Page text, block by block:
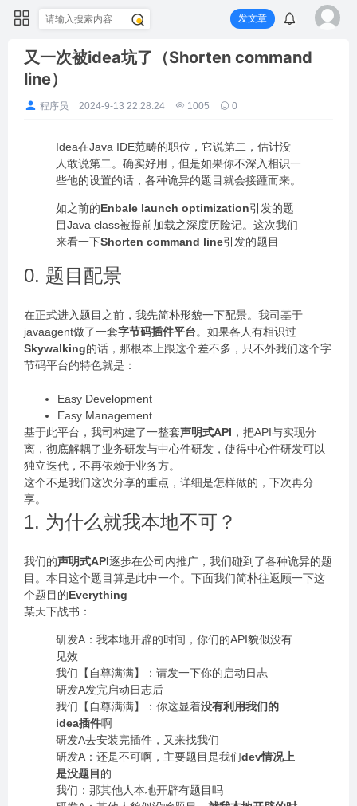
发文章
又一次被idea坑了（Shorten command
line）
程序员 2024-9-13 22:28:24 1005 0
Idea在Java IDE范畴的职位，它说第二，估计没
人敢说第二。确实好用，但是如果你不深入相识一
些他的设置的话，各种诡异的题目就会接踵而来。
如之前的Enbale launch optimization引发的题
目Java class被提前加载之深度历险记。这次我们
来看一下Shorten command line引发的题目
0. 题目配景
在正式进入题目之前，我先简朴形貌一下配景。我司基于
javaagent做了一套字节码插件平台。如果各人有相识过
Skywalking的话，那根本上跟这个差不多，只不外我们这个字
节码平台的特色就是：
Easy Development
Easy Management
基于此平台，我司构建了一整套声明式API ，把API与实现分
离，彻底解耦了业务研发与中心件研发，使得中心件研发可以
独立迭代，不再依赖于业务方。
这个不是我们这次分享的重点，详细是怎样做的，下次再分
享。
1. 为什么就我本地不可？
我们的声明式API逐步在公司内推广，我们碰到了各种诡异的题
目。本日这个题目算是此中一个。下面我们简朴往返顾一下这
个题目的Everything
某天下战书：
研发A：我本地开辟的时间，你们的API貌似没有
见效
我们【自尊满满】：请发一下你的启动日志
研发A发完启动日志后
我们【自尊满满】：你这显着没有利用我们的
idea插件啊
研发A去安装完插件，又来找我们
研发A：还是不可啊，主要题目是我们dev情况上
是没题目 的
我们：那其他人本地开辟有题目吗